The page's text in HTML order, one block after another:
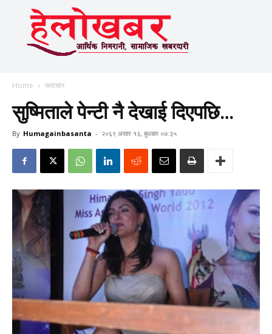
Home समाचार
सुष्मिताले पेन्टी नै देखाई दिएपछि…
By Humagainbasanta - २०६९ असार १३, बुधबार ०७:३५